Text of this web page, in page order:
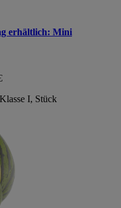
erhältlich: Mini
I, Stück